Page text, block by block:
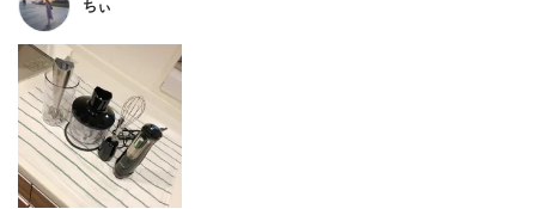
ちぃ